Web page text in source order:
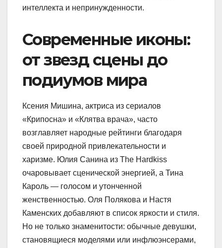
интеллекта и непринужденности.
Современные иконы:
от звезд сцены до
подиумов мира
Ксения Мишина, актриса из сериалов
«Крипосна» и «Клятва врача», часто
возглавляет народные рейтинги благодаря
своей природной привлекательности и
харизме. Юлия Санина из The Hardkiss
очаровывает сценической энергией, а Тина
Кароль — голосом и утонченной
женственностью. Оля Полякова и Настя
Каменских добавляют в список яркости и стиля.
Но не только знаменитости: обычные девушки,
становящиеся моделями или инфлюэнсерами,